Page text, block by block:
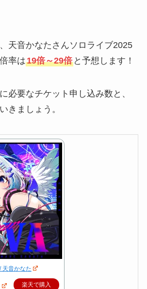
天音かなたさんソロライブ2025
率は19倍～29倍と予想します！
必要なチケット申し込み数と、
きましょう。
天音かなた
楽天で購入